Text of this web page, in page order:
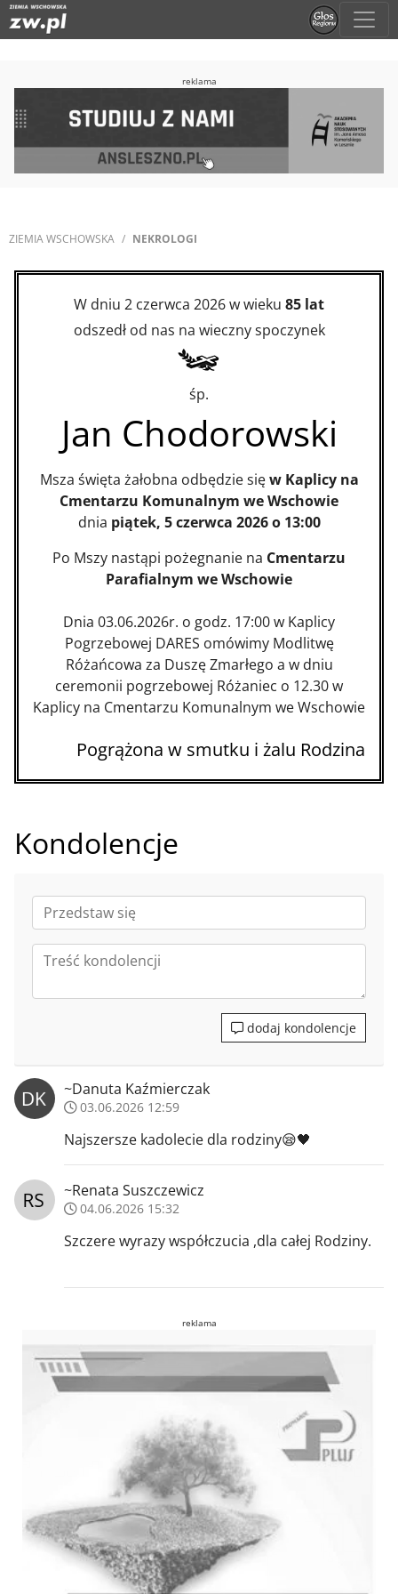
reklama
ZIEMIA WSCHOWSKA NEKROLOGI
W dniu 2 czerwca 2026 w wieku 85 lat
odszedł od nas na wieczny spoczynek
śp.
Jan Chodorowski
Msza święta żałobna odbędzie sięw Kaplicy na
Cmentarzu Komunalnym we Wschowie
dnia piątek, 5 czerwca 2026 o 13:00
Po Mszy nastąpi pożegnanie na Cmentarzu
Parafialnym we Wschowie
Dnia 03.06.2026r. o godz. 17:00 w Kaplicy
Pogrzebowej DARES omówimy Modlitwę
Różańcowa za Duszę Zmarłego a w dniu
ceremonii pogrzebowej Różaniec o 12.30 w
Kaplicy na Cmentarzu Komunalnym we Wschowie
Pogrążona w smutku i żalu Rodzina
Kondolencje
dodaj kondolencje
~Danuta Kaźmierczak
03.06.2026 12:59
Najszersze kadolecie dla rodziny😪🖤
~Renata Suszczewicz
04.06.2026 15:32
Szczere wyrazy współczucia ,dla całej Rodziny.
reklama